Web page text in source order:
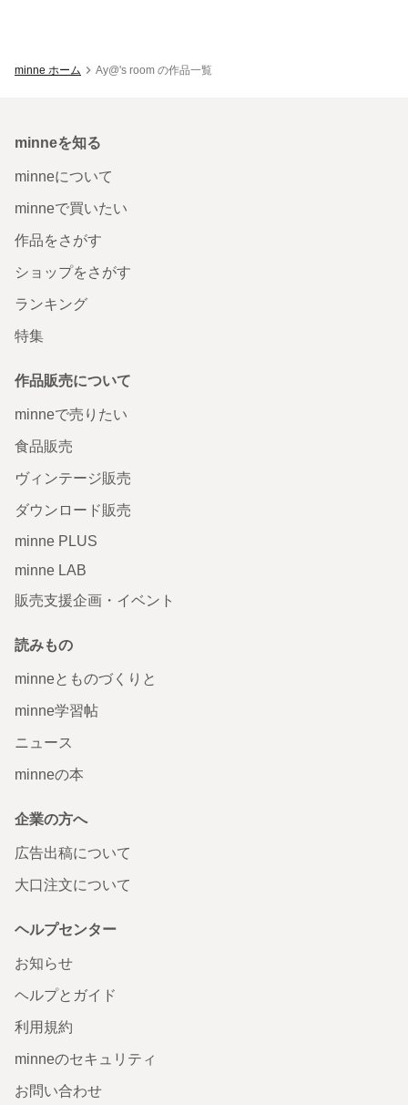
minne ホーム Ay@'s room の作品一覧
minneを知る
minneについて
minneで買いたい
作品をさがす
ショップをさがす
ランキング
特集
作品販売について
minneで売りたい
食品販売
ヴィンテージ販売
ダウンロード販売
minne PLUS
minne LAB
販売支援企画・イベント
読みもの
minneとものづくりと
minne学習帖
ニュース
minneの本
企業の方へ
広告出稿について
大口注文について
ヘルプセンター
お知らせ
ヘルプとガイド
利用規約
minneのセキュリティ
お問い合わせ